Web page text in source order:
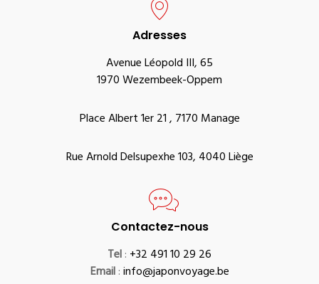
Adresses
Avenue Léopold III, 65
1970 Wezembeek-Oppem
Place Albert 1er 21 , 7170 Manage
Rue Arnold Delsupexhe 103, 4040 Liège
Contactez-nous
Tel: +32 491 10 29 26
Email:info@japonvoyage.be